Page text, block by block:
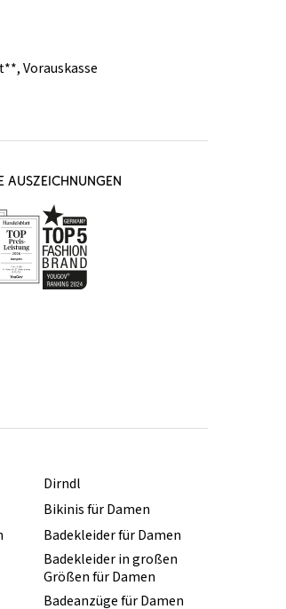
,Vorauskasse
AUSZEICHNUNGEN
Dirndl
Bikinis für Damen
Badekleider für Damen
Badekleider in großen
Größen für Damen
Badeanzüge für Damen